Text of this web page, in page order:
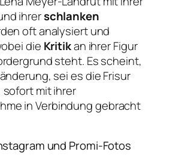
ihrerschlanken
oft analysiert und
die Kritikan ihrer Figur
steht. Es scheint,
sei es die Frisur
sofort mit ihrer
in Verbindung gebracht
und Promi-Fotos